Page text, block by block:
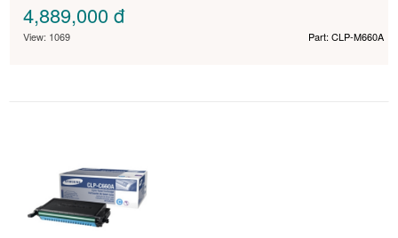
4,889,000đ
View: 1069 Part: CLP-M660A